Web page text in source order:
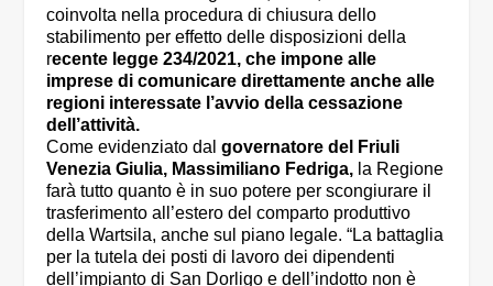
coinvolta nella procedura di chiusura dello
stabilimento per effetto delle disposizioni della
recente legge 234/2021, che impone alle
imprese di comunicare direttamente anche alle
regioni interessate l’avvio della cessazione
dell’attività.
Come evidenziato dalgovernatore del Friuli
Venezia Giulia, Massimiliano Fedriga, la Regione
farà tutto quanto è in suo potere per scongiurare il
trasferimento all’estero del comparto produttivo
della Wartsila, anche sul piano legale. “La battaglia
per la tutela dei posti di lavoro dei dipendenti
dell’impianto di San Dorligo e dell’indotto non è